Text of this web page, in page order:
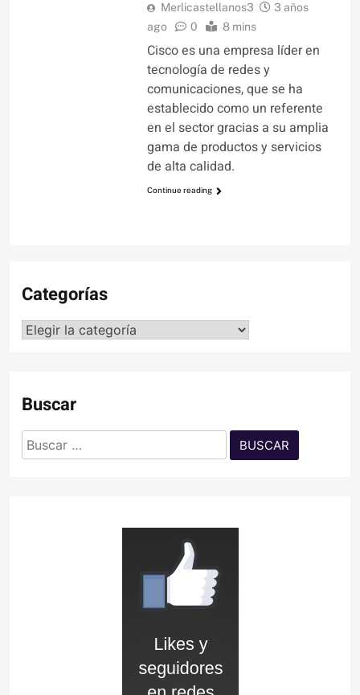
Merlicastellanos3
3 años
ago
0 8 mins
Cisco es una empresa líder en
tecnología de redes y
comunicaciones, que se ha
establecido como un referente
en el sector gracias a su amplia
gama de productos y servicios
de alta calidad.
Continue reading
Categorías
Categorías
Buscar
Buscar: